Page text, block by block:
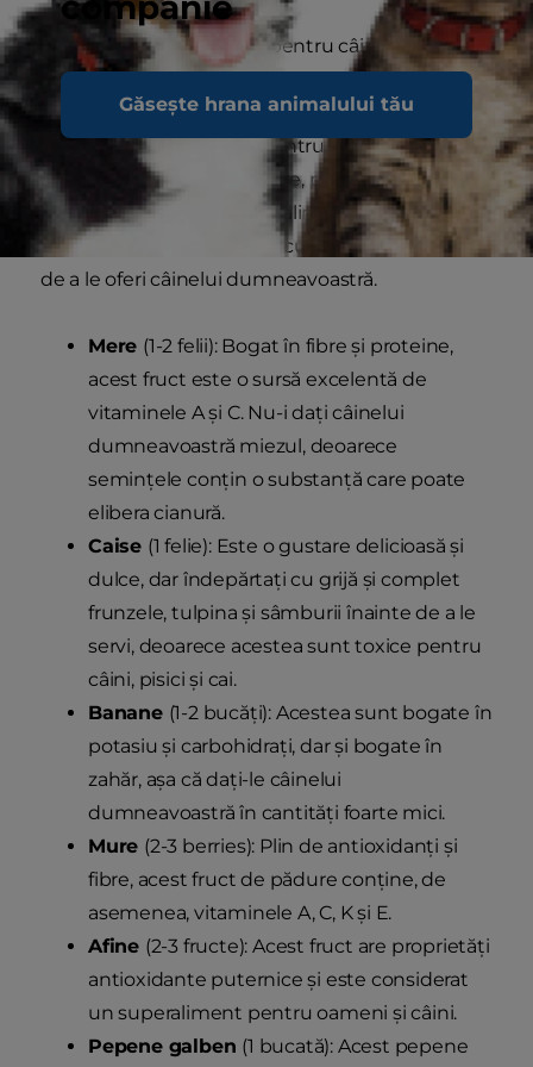
Găsește hrana animalului tău
Iată câteva fructe sigure pentru câini, inclusiv
mărimea recomandată a porțiilor.PDSA
recomandă tăierea acestor fructe în bucăți care
pot fi mestecate odată, pentru a evita sufocarea,
și alegerea opțiunilor simple, pentru a reduce
consumul de zahăr. Toate alimentele de mai jos
trebuie discutate cu medicul veterinar înainte
de a le oferi câinelui dumneavoastră.
Mere (1-2 felii): Bogat în fibre și proteine,
acest fruct este o sursă excelentă de
vitaminele A și C. Nu-i dați câinelui
dumneavoastră miezul, deoarece
semințele conțin o substanță care poate
elibera cianură.
Caise (1 felie): Este o gustare delicioasă și
dulce, dar îndepărtați cu grijă și complet
frunzele, tulpina și sâmburii înainte de a le
servi, deoarece acestea sunt toxice pentru
câini, pisici și cai.
Banane (1-2 bucăți): Acestea sunt bogate în
potasiu și carbohidrați, dar și bogate în
zahăr, așa că dați-le câinelui
dumneavoastră în cantități foarte mici.
Mure (2-3 berries): Plin de antioxidanți și
fibre, acest fruct de pădure conține, de
asemenea, vitaminele A, C, K și E.
Afine (2-3 fructe): Acest fruct are proprietăți
antioxidante puternice și este considerat
un superaliment pentru oameni și câini.
Pepene galben (1 bucată): Acest pepene